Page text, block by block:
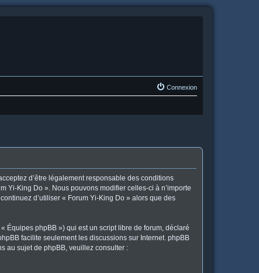
Connexion
d’être légalement responsable des conditions
Yi-King Do ». Nous pouvons modifier celles-ci à n’importe
d’utiliser « Forum Yi-King Do » alors que des
Équipes phpBB ») qui est un script libre de forum, déclaré
facilite seulement les discussions sur Internet. phpBB
au sujet de phpBB, veuillez consulter :